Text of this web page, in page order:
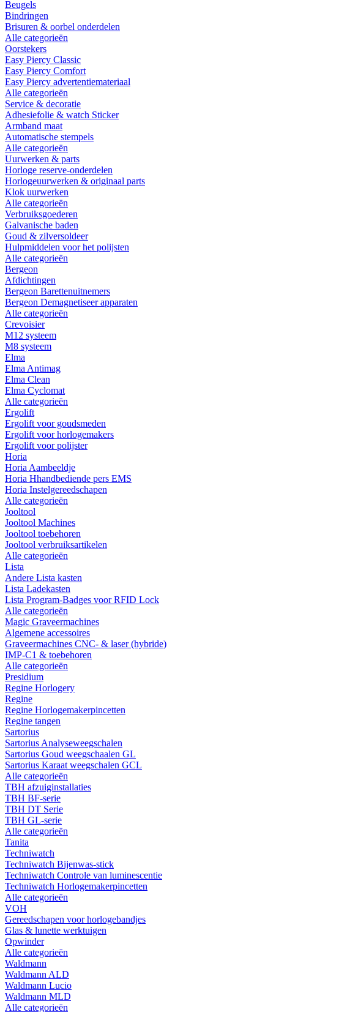
Beugels
Bindringen
Brisuren & oorbel onderdelen
Alle categorieën
Oorstekers
Easy Piercy Classic
Easy Piercy Comfort
Easy Piercy advertentiemateriaal
Alle categorieën
Service & decoratie
Adhesiefolie & watch Sticker
Armband maat
Automatische stempels
Alle categorieën
Uurwerken & parts
Horloge reserve-onderdelen
Horlogeuurwerken & originaal parts
Klok uurwerken
Alle categorieën
Verbruiksgoederen
Galvanische baden
Goud & zilversoldeer
Hulpmiddelen voor het polijsten
Alle categorieën
Bergeon
Afdichtingen
Bergeon Barettenuitnemers
Bergeon Demagnetiseer apparaten
Alle categorieën
Crevoisier
M12 systeem
M8 systeem
Elma
Elma Antimag
Elma Clean
Elma Cyclomat
Alle categorieën
Ergolift
Ergolift voor goudsmeden
Ergolift voor horlogemakers
Ergolift voor polijster
Horia
Horia Aambeeldje
Horia Hhandbediende pers EMS
Horia Instelgereedschapen
Alle categorieën
Jooltool
Jooltool Machines
Jooltool toebehoren
Jooltool verbruiksartikelen
Alle categorieën
Lista
Andere Lista kasten
Lista Ladekasten
Lista Program-Badges voor RFID Lock
Alle categorieën
Magic Graveermachines
Algemene accessoires
Graveermachines CNC- & laser (hybride)
IMP-C1 & toebehoren
Alle categorieën
Presidium
Regine Horlogery
Regine
Regine Horlogemakerpincetten
Regine tangen
Sartorius
Sartorius Analyseweegschalen
Sartorius Goud weegschaalen GL
Sartorius Karaat weegschalen GCL
Alle categorieën
TBH afzuiginstallaties
TBH BF-serie
TBH DT Serie
TBH GL-serie
Alle categorieën
Tanita
Techniwatch
Techniwatch Bijenwas-stick
Techniwatch Controle van luminescentie
Techniwatch Horlogemakerpincetten
Alle categorieën
VOH
Gereedschapen voor horlogebandjes
Glas & lunette werktuigen
Opwinder
Alle categorieën
Waldmann
Waldmann ALD
Waldmann Lucio
Waldmann MLD
Alle categorieën